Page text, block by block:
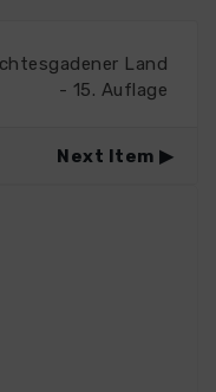
Land
- 15. Auflage
Next Item